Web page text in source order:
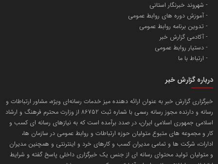
پایگاه اطلاع رسانی اعتلای نهادهای مردمی
پایگاه اطلاع رسانی دریا و نفت
تریبون
انتشار گسترده محتوا در رسانه گزارش خبر
مسعودصادقی
شهروند خبرنگار استانی
آموزش دوره های روابط عمومی
تدوین برنامه روابط عمومی
آکادمی گزارش خبر
دستیار روابط عمومی
ارتباط با ما
درباره گزارش خبر
خبرگزاری گزارش خبر به عنوان ارائه دهنده میز خدمات رسانه‌ای ویژه، مشاور ارتباطات و
رسانه و دارنده مجوز رسانه رسمی با شماره ثبت 86752 از وزارت محترم فرهنگ و ارشاد
اسلامی جمهوری اسلامی ایران، در صدد برآمده است که به نیازهای رسانه ای کسب و
کار و مجموعه های متبوع متولیان حوزه ارتباطات و روابط عمومی در سازمان ها،
ادارات، شرکت ها و تمامی مدیران کسب و کارهای خرد و اینترنتی و همچنین مدیران
و متولیان تولید محتوای رسانه ای از جنس یک خبرگزاری داخلی پاسخ گفته و شرایط